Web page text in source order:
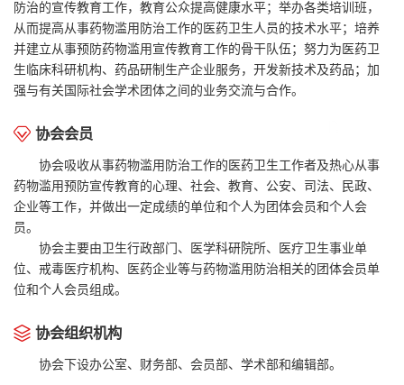
防治的宣传教育工作，教育公众提高健康水平；举办各类培训班，
从而提高从事药物滥用防治工作的医药卫生人员的技术水平；培养
并建立从事预防药物滥用宣传教育工作的骨干队伍；努力为医药卫
生临床科研机构、药品研制生产企业服务，开发新技术及药品；加
强与有关国际社会学术团体之间的业务交流与合作。
协会会员
协会吸收从事药物滥用防治工作的医药卫生工作者及热心从事
药物滥用预防宣传教育的心理、社会、教育、公安、司法、民政、
企业等工作，并做出一定成绩的单位和个人为团体会员和个人会
员。
协会主要由卫生行政部门、医学科研院所、医疗卫生事业单
位、戒毒医疗机构、医药企业等与药物滥用防治相关的团体会员单
位和个人会员组成。
协会组织机构
协会下设办公室、财务部、会员部、学术部和编辑部。